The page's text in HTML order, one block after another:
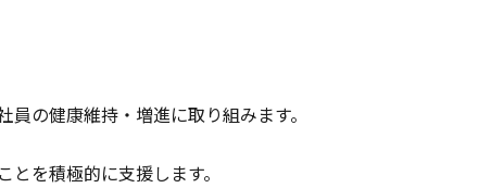
の健康維持・増進に取り組みます。
を積極的に支援します。